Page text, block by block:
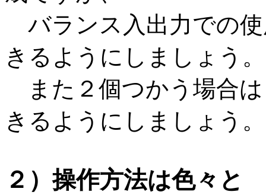
バランス入出力での
きるようにしましょう。
また２個つかう場合
きるようにしましょう。
２）操作方法は色々と